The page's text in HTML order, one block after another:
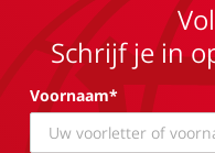
Schrijf je in
Voornaam*